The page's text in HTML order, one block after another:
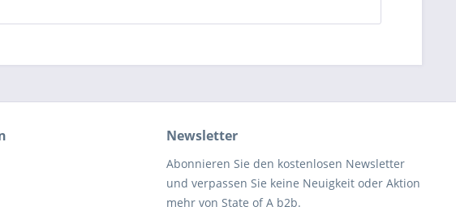
Newsletter
Abonnieren Sie den kostenlosen Newsletter
und verpassen Sie keine Neuigkeit oder Aktion
mehr von State of A b2b.